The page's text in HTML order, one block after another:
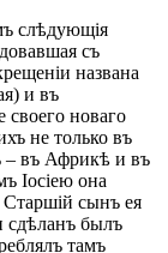
слѣдующія
съ
названа
и въ
своего новаго
не только въ
– въ Африкѣ и въ
Іосіею она
сынъ ея
сдѣланъ былъ
тамъ